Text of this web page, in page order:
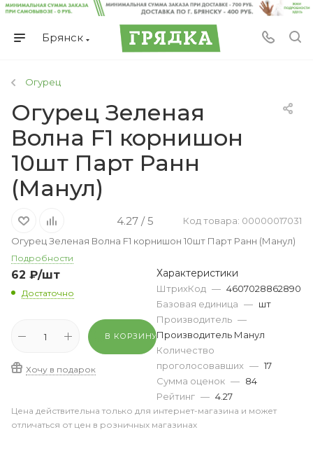
Брянск
Огурец
Огурец Зеленая
Волна F1 корнишон
10шт Парт Ранн
(Манул)
4.27 / 5
Код товара: 00000017031
Огурец Зеленая Волна F1 корнишон 10шт Парт Ранн (Манул)
Подробности
62 ₽/шт
Достаточно
В КОРЗИНУ
Хочу в подарок
Характеристики
ШтрихКод — 4607028862890
Базовая единица — шт
Производитель —
Производитель Манул
Количество
проголосовавших — 17
Сумма оценок — 84
Рейтинг — 4.27
Цена действительна только для интернет-магазина и может
отличаться от цен в розничных магазинах